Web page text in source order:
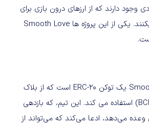
وجود دارند که از ارزهای درون بازی برای
جذب بازیکن استفاده میکنند. یکی از این پروژه ها Smooth Love
Smooth Love Potion (SLP) یک توکن ERC-20 است که از بلاک
چین بیت کوین کش (BCH) استفاده می کند. این تیم، که بازدهی
وعده می‌دهد، ادعا می‌کند که می‌تواند از